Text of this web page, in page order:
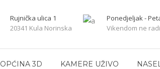
Rujnička ulica 1
20341 Kula Norinska
Ponedjeljak -
Vikendom ne
OPĆINA 3D KAMERE UŽIVO